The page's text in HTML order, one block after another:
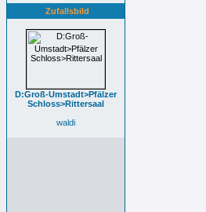
Zufallsbild
D:Groß-Umstadt>Pfälzer
Schloss>Rittersaal
waldi